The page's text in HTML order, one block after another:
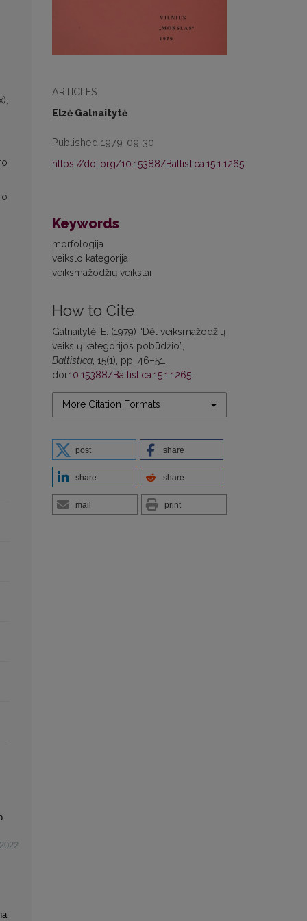
ARTICLES
Elzė Galnaitytė
Published 1979-09-30
https://doi.org/10.15388/Baltistica.15.1.1265
Keywords
morfologija
veikslo kategorija
veiksmažodžių veikslai
How to Cite
Galnaitytė, E. (1979) “Dėl veiksmažodžių
veikslų kategorijos pobūdžio”,
Baltistica , 15(1), pp. 46–51.
doi:10.15388/Baltistica.15.1.1265
More Citation Formats
post share
share share
mail print
2022